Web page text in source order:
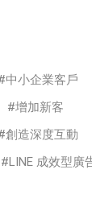
中小企業客戶
增加新客
創造深度互動
LINE 成效型廣